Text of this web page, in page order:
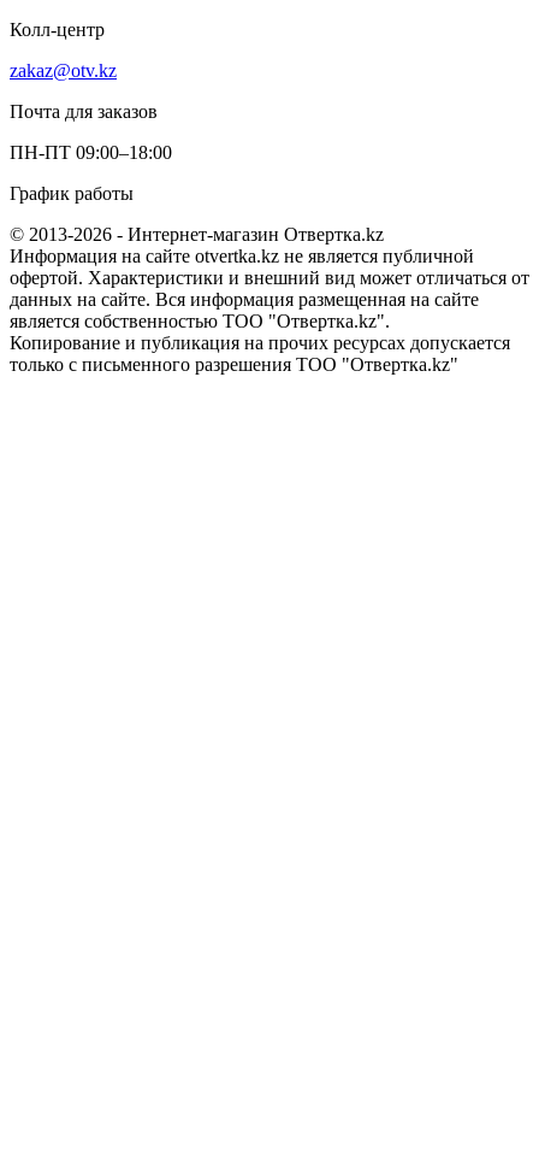
Колл-центр
zakaz@otv.kz
Почта для заказов
ПН-ПТ 09:00–18:00
График работы
© 2013-2026 - Интернет-магазин Отвертка.kz
Информация на сайте otvertka.kz не является публичной
офертой. Характеристики и внешний вид может отличаться от
данных на сайте. Вся информация размещенная на сайте
является собственностью ТОО "Отвертка.kz".
Копирование и публикация на прочих ресурсах допускается
только с письменного разрешения ТОО "Отвертка.kz"